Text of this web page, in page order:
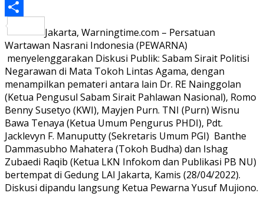
PrintFriendly
Share
Jakarta, Warningtime.com – Persatuan
Wartawan Nasrani Indonesia (PEWARNA)
menyelenggarakan Diskusi Publik: Sabam Sirait Politisi
Negarawan di Mata Tokoh Lintas Agama, dengan
menampilkan pemateri antara lain Dr. RE Nainggolan
(Ketua Pengusul Sabam Sirait Pahlawan Nasional), Romo
Benny Susetyo (KWI), Mayjen Purn. TNI (Purn) Wisnu
Bawa Tenaya (Ketua Umum Pengurus PHDI), Pdt.
Jacklevyn F. Manuputty (Sekretaris Umum PGI) Banthe
Dammasubho Mahatera (Tokoh Budha) dan Ishag
Zubaedi Raqib (Ketua LKN Infokom dan Publikasi PB NU)
bertempat di Gedung LAI Jakarta, Kamis (28/04/2022).
Diskusi dipandu langsung Ketua Pewarna Yusuf Mujiono.